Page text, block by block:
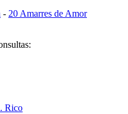
- 20 Amarres de Amor
Rico